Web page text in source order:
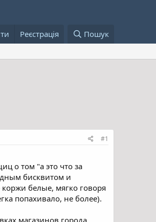
Реєстрація Пошук
#1
о том "а это что за
бисквитом и
белые, мягко говоря
попахивало, не более).
магазинов города